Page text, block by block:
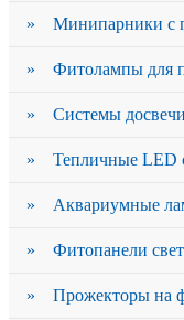
» Минипарники с
» Фитолампы для
» Системы
» Тепличные LED
» Аквариумные
» Фитопанели
» Прожекторы на